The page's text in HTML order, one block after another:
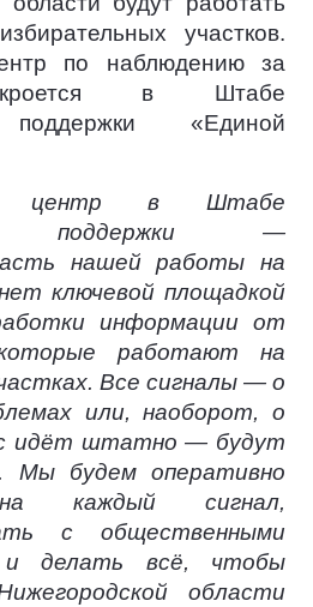
участков.
по наблюдению за
в Штабе
поддержки «Единой
центр в Штабе
поддержки —
нашей работы на
ключевой площадкой
информации от
работают на
Все сигналы — о
или, наоборот, о
идёт штатно — будут
Мы будем оперативно
каждый сигнал,
с общественными
и делать всё, чтобы
области